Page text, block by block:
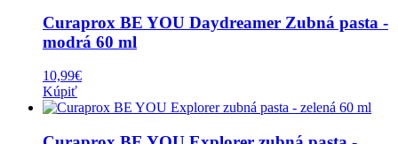
Curaprox BE YOU Daydreamer Zubná pasta -
modrá 60 ml
10,99€
Kúpiť